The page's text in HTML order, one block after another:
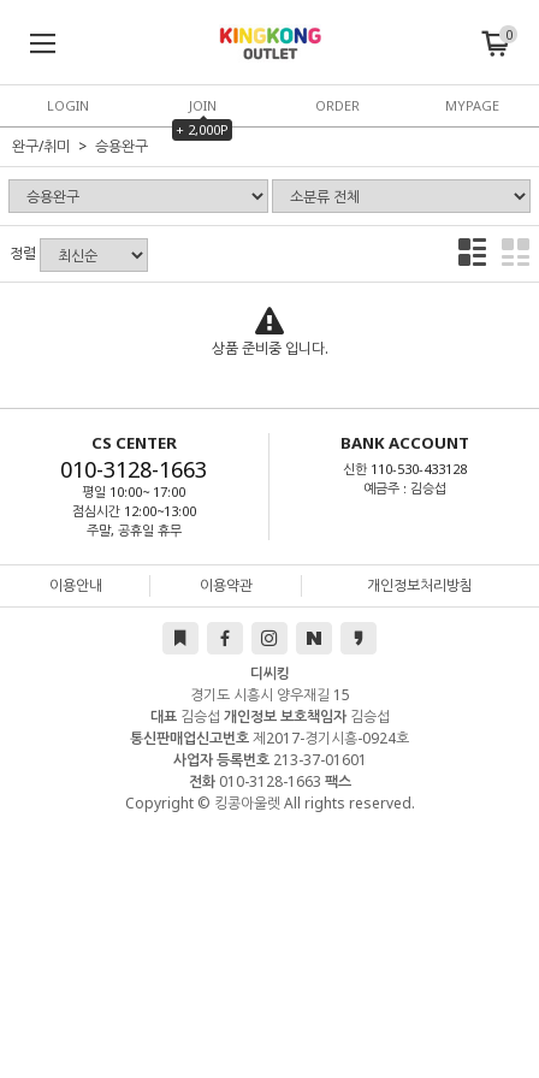
0
LOGIN
JOIN
+ 2,000P
ORDER MYPAGE
완구/취미 승용완구
정렬
상품 준비중 입니다.
CS CENTER
010-3128-1663
평일 10:00~ 17:00
점심시간 12:00~13:00
주말, 공휴일 휴무
BANK ACCOUNT
신한 110-530-433128
예금주 : 김승섭
이용안내 이용약관 개인정보처리방침
디씨킹
경기도 시흥시 양우재길 15
대표김승섭 개인정보 보호책임자김승섭
통신판매업신고번호제2017-경기시흥-0924호
사업자 등록번호213-37-01601
전화010-3128-1663 팩스
Copyright © 킹콩아울렛 All rights reserved.